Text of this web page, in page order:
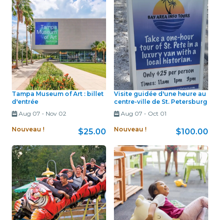
Tampa Museum of Art : billet
d'entrée
Aug 07 - Nov 02
Nouveau ! $25.00
Visite guidée d'une heure au
centre-ville de St. Petersburg
Aug 07 - Oct 01
Nouveau ! $100.00